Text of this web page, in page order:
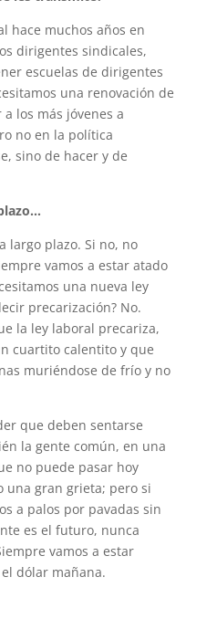
hace muchos años en
dirigentes sindicales,
escuelas de dirigentes
una renovación de
los más jóvenes a
no en la política
sino de hacer y de
largo plazo. Si no, no
vamos a estar atado
una nueva ley
precarización? No.
la ley laboral precariza,
cuartito calentito y que
muriéndose de frío y no
que deben sentarse
la gente común, en una
no puede pasar hoy
una gran grieta; pero si
a palos por pavadas sin
es el futuro, nunca
vamos a estar
dólar mañana.